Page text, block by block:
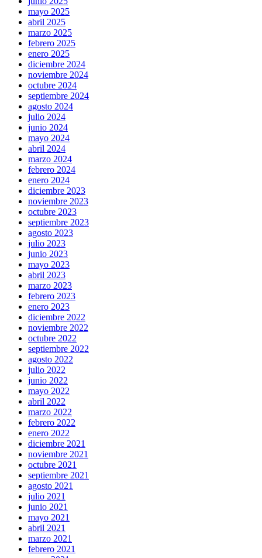
mayo 2025
abril 2025
marzo 2025
febrero 2025
enero 2025
diciembre 2024
noviembre 2024
octubre 2024
septiembre 2024
agosto 2024
julio 2024
junio 2024
mayo 2024
abril 2024
marzo 2024
febrero 2024
enero 2024
diciembre 2023
noviembre 2023
octubre 2023
septiembre 2023
agosto 2023
julio 2023
junio 2023
mayo 2023
abril 2023
marzo 2023
febrero 2023
enero 2023
diciembre 2022
noviembre 2022
octubre 2022
septiembre 2022
agosto 2022
julio 2022
junio 2022
mayo 2022
abril 2022
marzo 2022
febrero 2022
enero 2022
diciembre 2021
noviembre 2021
octubre 2021
septiembre 2021
agosto 2021
julio 2021
junio 2021
mayo 2021
abril 2021
marzo 2021
febrero 2021